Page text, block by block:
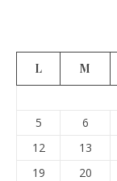
L M
5 6
12
13
19
20